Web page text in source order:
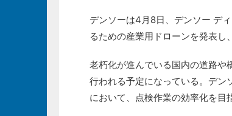
デンソーは4月8日、デンソー デ
るための産業用ドローンを発表し
老朽化が進んでいる国内の道路や
行われる予定になっている。デン
において、点検作業の効率化を目